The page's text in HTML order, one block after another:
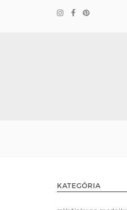
KATEGÓRIA